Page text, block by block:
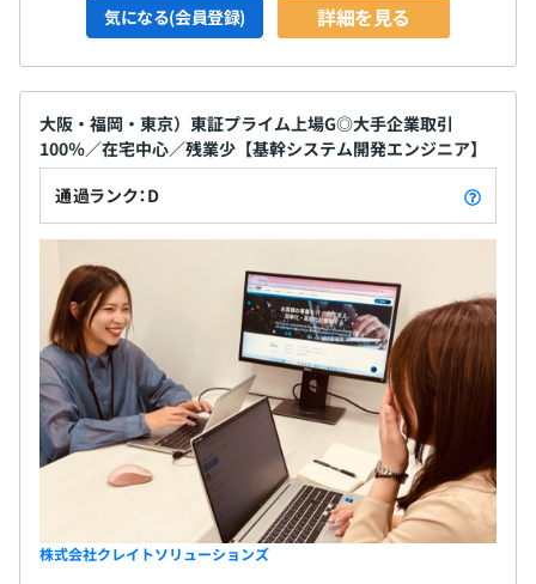
気になる(会員登録) 詳細を見る
大阪・福岡・東京）東証プライム上場G◎大手企業取引
100％／在宅中心／残業少【基幹システム開発エンジニア】
通過ランク：D
株式会社クレイトソリューションズ